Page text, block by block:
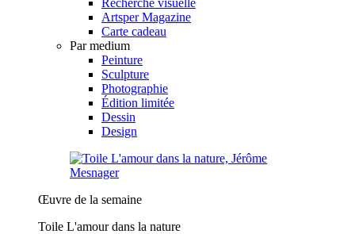
Artsper Magazine
Carte cadeau
Par medium
Peinture
Sculpture
Photographie
Édition limitée
Dessin
Design
Œuvre de la semaine
Toile L'amour dans la nature